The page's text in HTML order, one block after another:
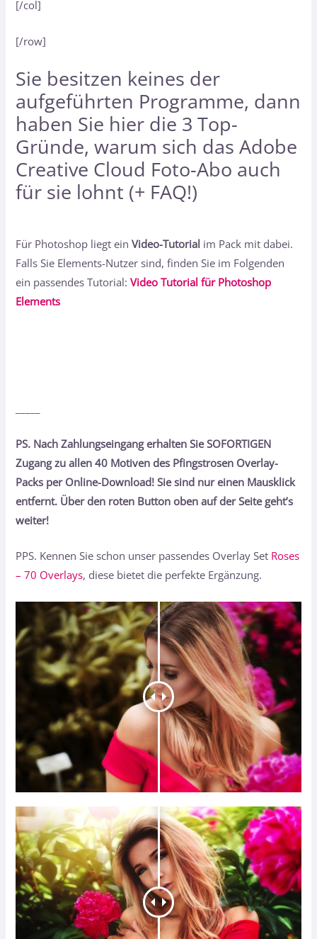
[/col]
[/row]
Sie besitzen keines der
aufgeführten Programme, dann
haben Sie hier die 3 Top-
Gründe, warum sich das Adobe
Creative Cloud Foto-Abo auch
für sie lohnt (+ FAQ!)
Für Photoshop liegt einVideo-Tutorial im Pack mit dabei.
Falls Sie Elements-Nutzer sind, finden Sie im Folgenden
ein passendes Tutorial:Video Tutorial für Photoshop
Elements
PS. Nach Zahlungseingang erhalten Sie SOFORTIGEN
Zugang zu allen 40 Motiven des Pfingstrosen Overlay-
Packs per Online-Download! Sie sind nur einen Mausklick
entfernt. Über den roten Button oben auf der Seite geht’s
weiter!
PPS. Kennen Sie schon unser passendes Overlay Set Roses
– 70 Overlays, diese bietet die perfekte Ergänzung.